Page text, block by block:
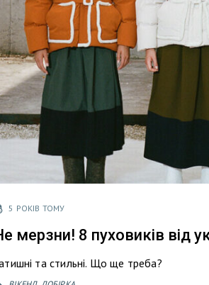
5 РОКІВ ТОМУ
мерзни! 8 пуховиків від
та стильні. Що ще треба?